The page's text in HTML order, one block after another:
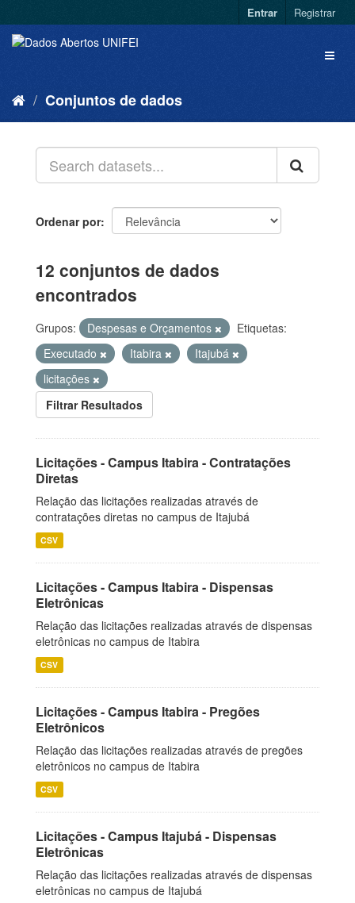
Entrar Registrar
Conjuntos de dados
Ordenar por
12 conjuntos de dados
encontrados
Grupos: Despesas e Orçamentos
Etiquetas:
Executado
Itabira
Itajubá
licitações
Filtrar Resultados
Licitações - Campus Itabira - Contratações
Diretas
Relação das licitações realizadas através de
contratações diretas no campus de Itajubá
CSV
Licitações - Campus Itabira - Dispensas
Eletrônicas
Relação das licitações realizadas através de dispensas
eletrônicas no campus de Itabira
CSV
Licitações - Campus Itabira - Pregões
Eletrônicos
Relação das licitações realizadas através de pregões
eletrônicos no campus de Itabira
CSV
Licitações - Campus Itajubá - Dispensas
Eletrônicas
Relação das licitações realizadas através de dispensas
eletrônicas no campus de Itajubá